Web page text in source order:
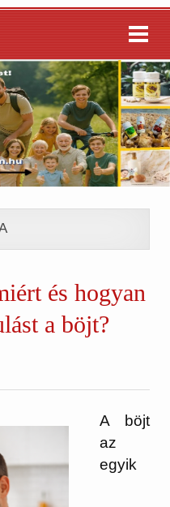
és hogyan
a böjt?
A böjt
az
egyik